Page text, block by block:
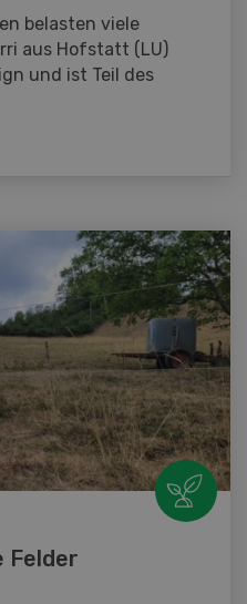
belasten viele
aus Hofstatt (LU)
und ist Teil des
Felder